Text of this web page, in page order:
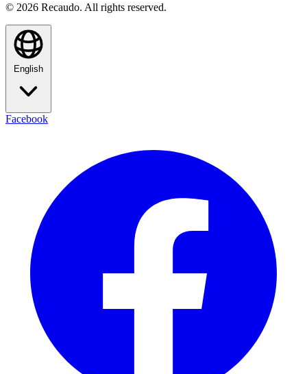
© 2026 Recaudo. All rights reserved.
English
Facebook